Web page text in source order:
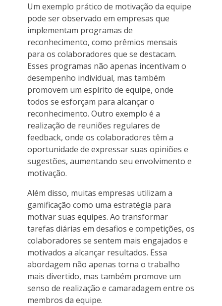
Um exemplo prático de motivação da equipe
pode ser observado em empresas que
implementam programas de
reconhecimento, como prêmios mensais
para os colaboradores que se destacam.
Esses programas não apenas incentivam o
desempenho individual, mas também
promovem um espírito de equipe, onde
todos se esforçam para alcançar o
reconhecimento. Outro exemplo é a
realização de reuniões regulares de
feedback, onde os colaboradores têm a
oportunidade de expressar suas opiniões e
sugestões, aumentando seu envolvimento e
motivação.
Além disso, muitas empresas utilizam a
gamificação como uma estratégia para
motivar suas equipes. Ao transformar
tarefas diárias em desafios e competições, os
colaboradores se sentem mais engajados e
motivados a alcançar resultados. Essa
abordagem não apenas torna o trabalho
mais divertido, mas também promove um
senso de realização e camaradagem entre os
membros da equipe.